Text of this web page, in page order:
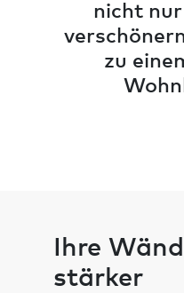
nicht
zu
Ihre
stärker